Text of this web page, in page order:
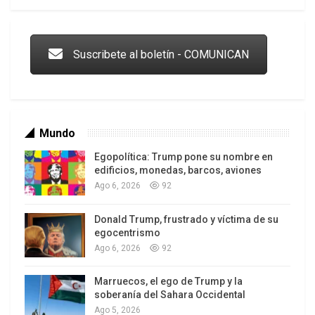
millones de dólares. Cuando se trata de política,
éstos son el 1 por ciento del 1 por ciento , afirma
Sunlight.
Los latinos le van dando la espalda a Trump
Suscribete al boletín - COMUNICAN
Mundo
Egopolítica: Trump pone su nombre en
edificios, monedas, barcos, aviones
Ago 6, 2026 92
Donald Trump, frustrado y víctima de su
egocentrismo
Ago 6, 2026 92
Marruecos, el ego de Trump y la
soberanía del Sahara Occidental
Ago 5, 2026